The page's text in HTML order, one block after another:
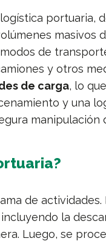
portuaria,
masivos
de
y otros
de carga, lo
y una
manipulación
de actividades.
incluyendo la
Luego, se